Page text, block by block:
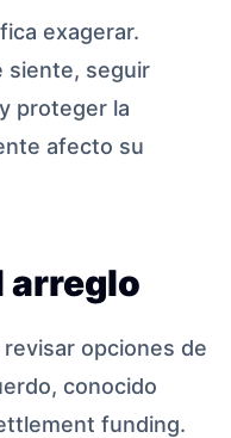
exagerar.
siente, seguir
proteger la
afecto su
arreglo
opciones de
conocido
funding.